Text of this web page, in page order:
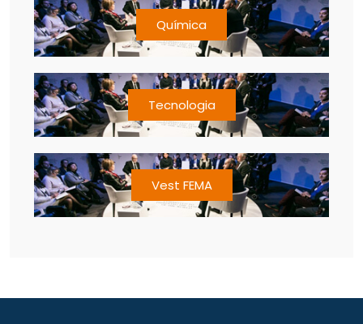
Química
Tecnologia
Vest FEMA